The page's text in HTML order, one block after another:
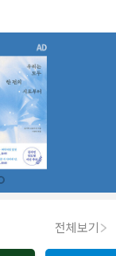
전체보기